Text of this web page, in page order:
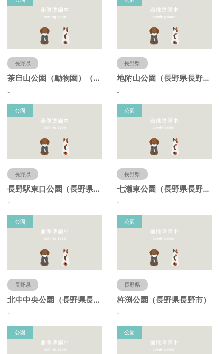
長野県
茶臼山公園（動物園）（長野県長野市）
-
長野県
地附山公園（長野県長野市）
-
公園
長野県
長野駅東口公園（長野県長野市）
-
公園
長野県
七瀬東公園（長野県長野市）
-
公園
長野県
北中中央公園（長野県長野市）
-
公園
長野県
杵渕公園（長野県長野市）
-
公園 公園